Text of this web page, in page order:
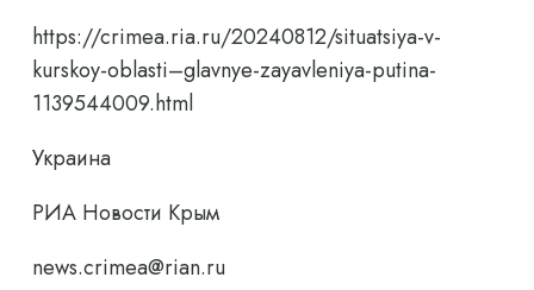
https://crimea.ria.ru/20240812/situatsiya-v-
kurskoy-oblasti–glavnye-zayavleniya-putina-
1139544009.html
Украина
РИА Новости Крым
news.crimea@rian.ru